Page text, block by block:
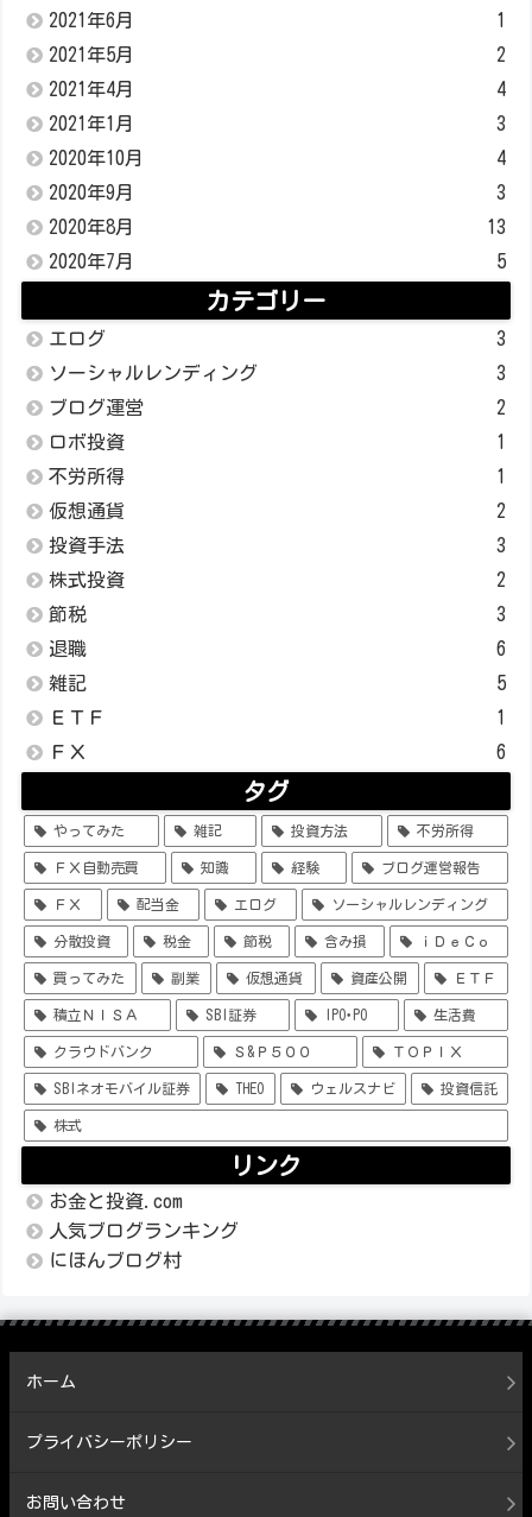
2021年6月
1
2021年5月
2
2021年4月
4
2021年1月
3
2020年10月
4
2020年9月
3
2020年8月
13
2020年7月
5
カテゴリー
エログ
3
ソーシャルレンディング
3
ブログ運営
2
ロボ投資
1
不労所得
1
仮想通貨
2
投資手法
3
株式投資
2
節税
3
退職
6
雑記
5
ＥＴＦ
1
ＦＸ
6
タグ
やってみた 雑記 投資方法 不労所得
ＦＸ自動売買 知識 経験 ブログ運営報告
ＦＸ 配当金 エログ ソーシャルレンディング
分散投資 税金 節税 含み損 ｉＤｅＣｏ
買ってみた 副業 仮想通貨 資産公開 ＥＴＦ
積立ＮＩＳＡ SBI証券 IPO･PO 生活費
クラウドバンク Ｓ&Ｐ５００ ＴＯＰＩＸ
SBIネオモバイル証券 THEO ウェルスナビ 投資信託
株式
リンク
お金と投資.com
人気ブログランキング
にほんブログ村
ホーム
プライバシーポリシー
お問い合わせ